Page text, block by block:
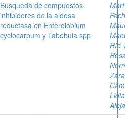
Búsqueda de compuestos
inhibidores de la aldosa
reductasa en Enterolobium
cyclocarpum y Tabebuia spp
Río
Lidia